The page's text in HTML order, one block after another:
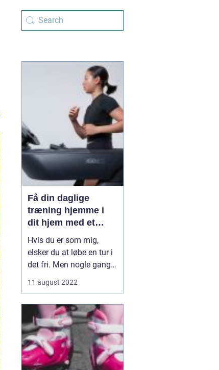
Få din daglige
træning hjemme i
dit hjem med et
smart løbebånd
Hvis du er som mig,
elsker du at løbe en tur i
det fri. Men nogle gange
Derfor besluttede jeg
smart løbebånd til mit
hjemmegymnastikrum.
Nu kan jeg få min
daglige træn...
11 august 2022